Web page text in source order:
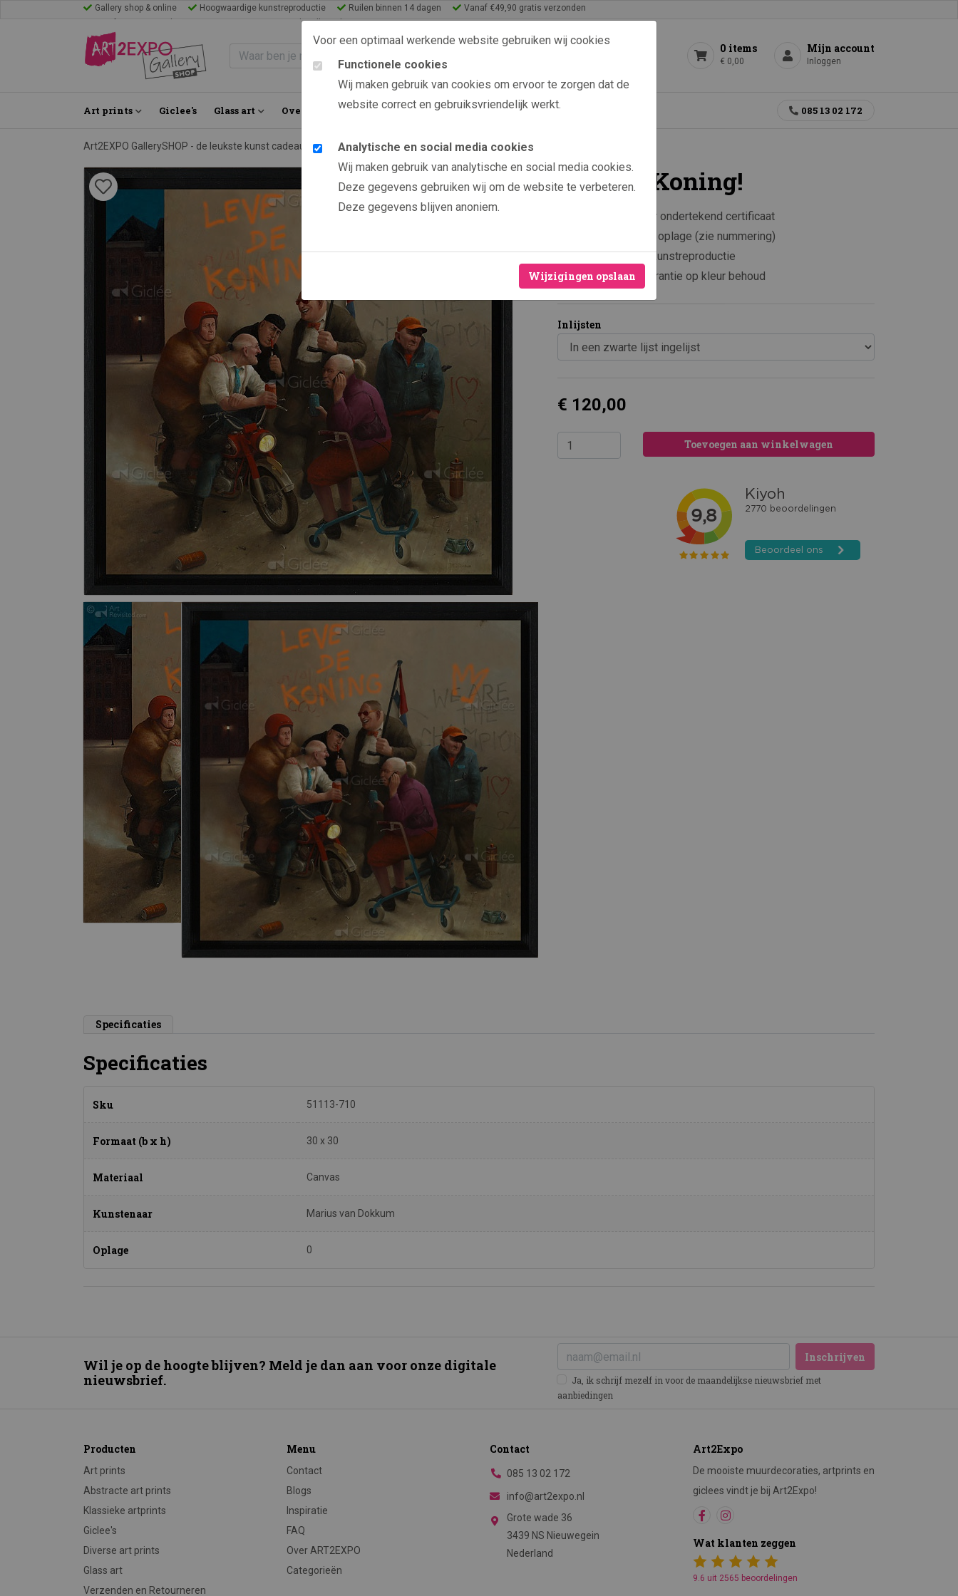
Voor een optimaal werkende website gebruiken wij cookies
Functionele cookies
Wij maken gebruik van cookies om ervoor te zorgen dat de
website correct en gebruiksvriendelijk werkt.
Analytische en social media cookies
Wij maken gebruik van analytische en social media cookies.
Deze gegevens gebruiken wij om de website te verbeteren.
Deze gegevens blijven anoniem.
Wijzigingen opslaan
Gallery shop & online Hoogwaardige kunstreproductie Ruilen binnen 14 dagen
Vanaf €49,90 gratis verzonden
Bezoek Gallery Shop
0 items
€ 0,00
Mijn account
Inloggen
Art prints Giclee's Glass art Over ons 085 13 02 172
Art2EXPO GallerySHOP - de leukste kunst cadeau ideeën Producten Leve de Koning!
Leve de Koning!
Door kunstenaar ondertekend certificaat
Veelal beperkte oplage (zie nummering)
Hoogwaardige kunstreproductie
Levenslange garantie op kleur behoud
Inlijsten
€ 120,00
Toevoegen aan winkelwagen
Specificaties
Specificaties
Sku 51113-710
Formaat (b x h) 30 x 30
Materiaal Canvas
Kunstenaar Marius van Dokkum
Oplage 0
Wil je op de hoogte blijven? Meld je dan aan voor onze digitale
nieuwsbrief.
Inschrijven
Ja, ik schrijf mezelf in voor de maandelijkse nieuwsbrief met
aanbiedingen
Producten
Art prints
Abstracte art prints
Klassieke artprints
Giclee's
Diverse art prints
Glass art
Verzenden en Retourneren
Menu
Contact
Blogs
Inspiratie
FAQ
Over ART2EXPO
Categorieën
Contact
085 13 02 172
info@art2expo.nl
Grote wade 36
3439 NS Nieuwegein
Nederland
Art2Expo
De mooiste muurdecoraties, artprints en
giclees vindt je bij Art2Expo!
Wat klanten zeggen
9.6 uit 2565 beoordelingen